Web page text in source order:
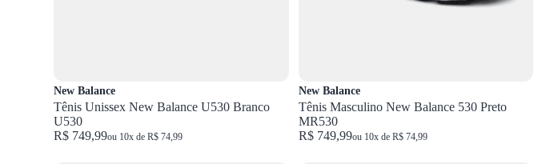
New Balance
Tênis Unissex New Balance U530 Branco
U530
R$ 749,99ou 10x de R$ 74,99
New Balance
Tênis Masculino New Balance 530 Preto
MR530
R$ 749,99ou 10x de R$ 74,99